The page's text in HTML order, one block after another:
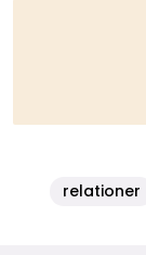
relationer